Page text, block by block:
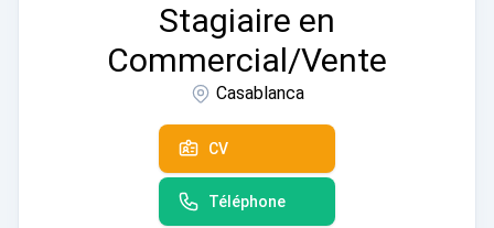
Stagiaire en
Commercial/Vente
Casablanca
CV
Téléphone